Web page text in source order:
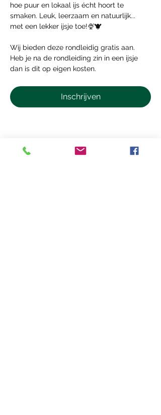
hoe puur en lokaal ijs écht hoort te
smaken. Leuk, leerzaam en natuurlijk...
met een lekker ijsje toe!🍨🐮
Wij bieden deze rondleidig gratis aan.
Heb je na de rondleiding zin in een ijsje
dan is dit op eigen kosten.
Inschrijven